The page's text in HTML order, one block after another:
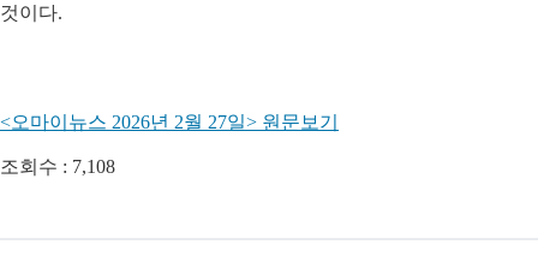
것이다.
<오마이뉴스 2026년 2월 27일> 원문보기
조회수 : 7,108